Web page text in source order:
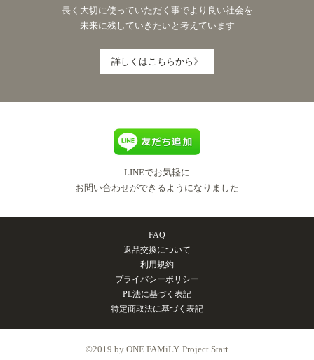
長く大切に使っていただく事でより良い社会を
未来に残していきたいと考えています
詳しくはこちらから》
LINEでお気軽に
お問い合わせができるようになりました
FAQ
返品交換について
利用規約
プライバシーポリシー
PL法に基づく表記
特定商取法に基づく表記
©2019 by ONE FAMiLY. Project Start